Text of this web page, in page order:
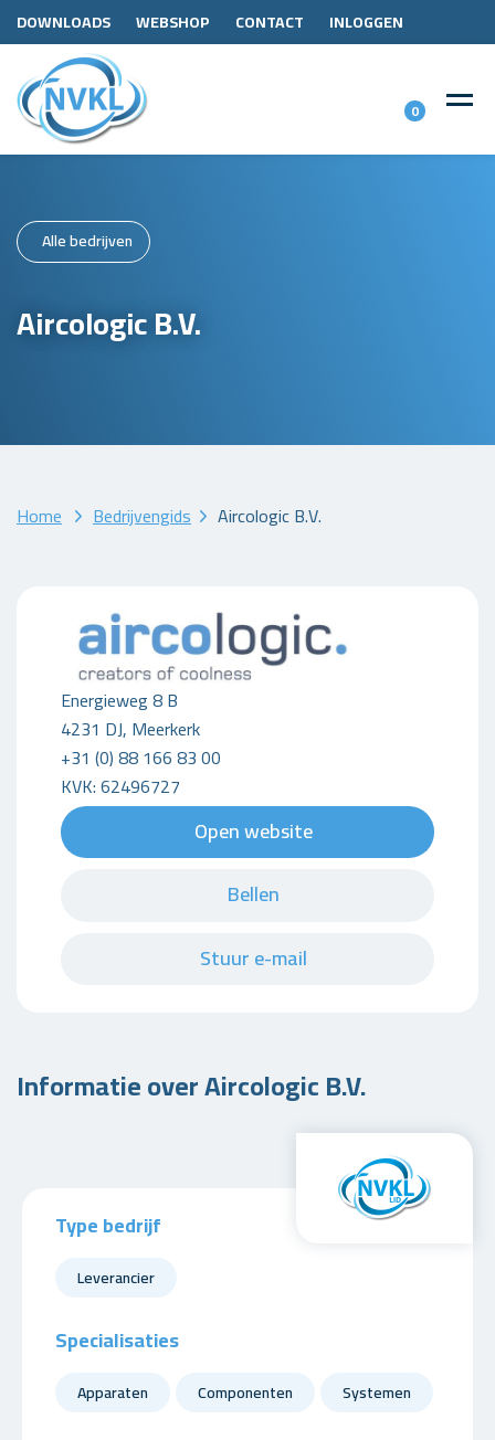
DOWNLOADS WEBSHOP CONTACT INLOGGEN
0
Alle bedrijven
Aircologic B.V.
Home Bedrijvengids Aircologic B.V.
Energieweg 8 B
4231 DJ, Meerkerk
+31 (0) 88 166 83 00
KVK: 62496727
Open website
Bellen
Stuur e-mail
Informatie over Aircologic B.V.
Type bedrijf
Leverancier
Specialisaties
Apparaten Componenten Systemen